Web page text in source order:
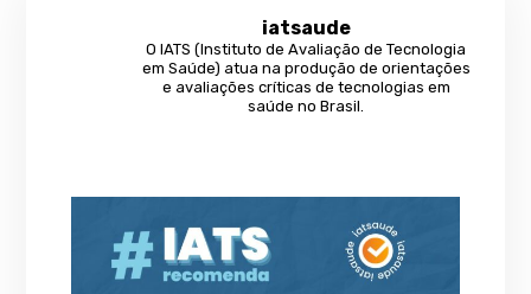
iatsaude
O IATS (Instituto de Avaliação de Tecnologia
em Saúde) atua na produção de orientações
e avaliações críticas de tecnologias em
saúde no Brasil.